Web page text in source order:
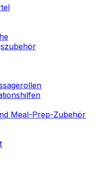
Meal-Prep-Zubehör